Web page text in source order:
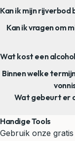
Kan ik mijn
Kan ik vragen om
Wat kost een
Binnen welke
Wat gebeurt er
Handige Tools
Gebruik onze